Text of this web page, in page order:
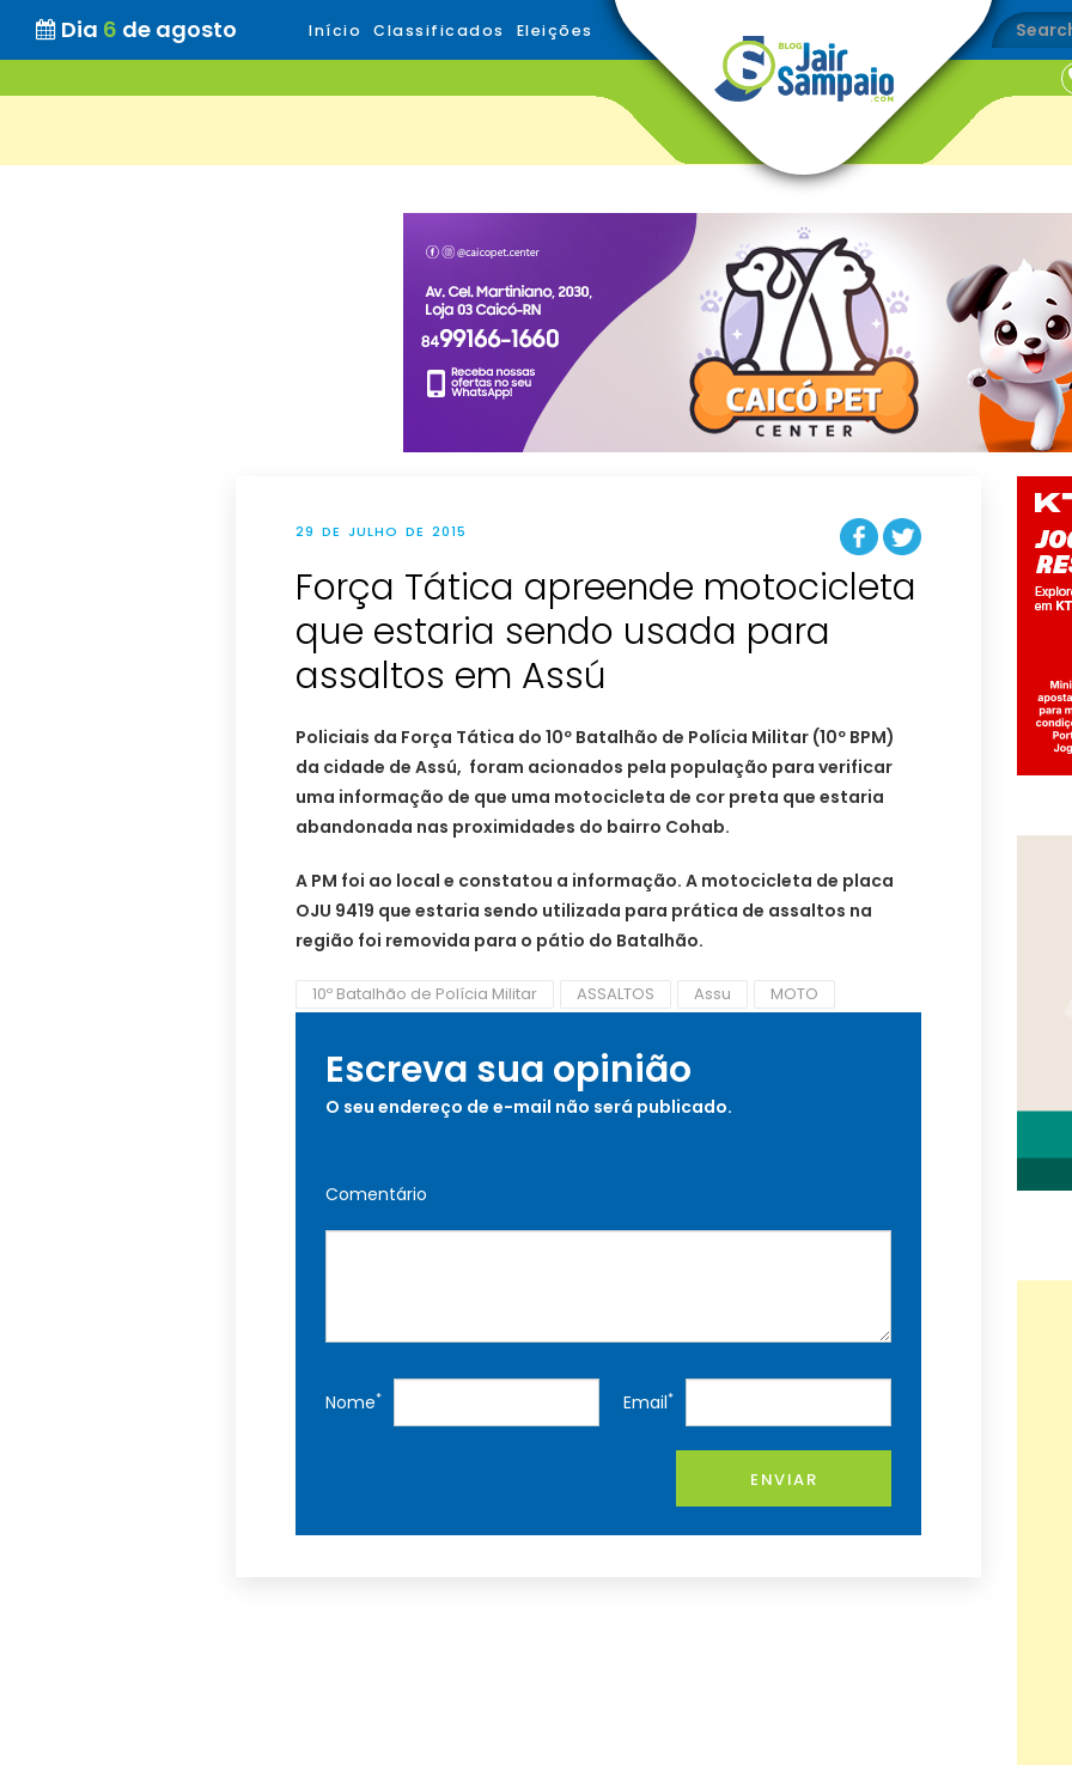
Dia 6 de agosto Início Classificados Eleições
29 DE JULHO DE 2015
Força Tática apreende motocicleta
que estaria sendo usada para
assaltos em Assú
Policiais da Força Tática do 10º Batalhão de Polícia Militar (10º BPM)
da cidade de Assú, foram acionados pela população para verificar
uma informação de que uma motocicleta de cor preta que estaria
abandonada nas proximidades do bairro Cohab.
A PM foi ao local e constatou a informação. A motocicleta de placa
OJU 9419 que estaria sendo utilizada para prática de assaltos na
região foi removida para o pátio do Batalhão.
10º Batalhão de Polícia Militar ASSALTOS Assu MOTO
Escreva sua opinião
O seu endereço de e-mail não será publicado.
Comentário
Nome* Email*
ENVIAR